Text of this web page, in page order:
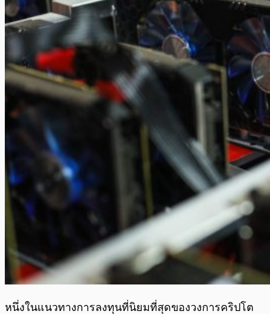
หนึ่งในแนวทางการลงทุนที่นิยมที่สุดของวงการคริปโต